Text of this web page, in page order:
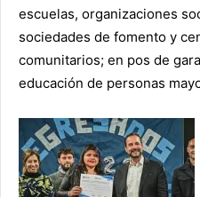
escuelas, organizaciones
sociedades de fomento y
comunitarios; en pos de
educación de personas